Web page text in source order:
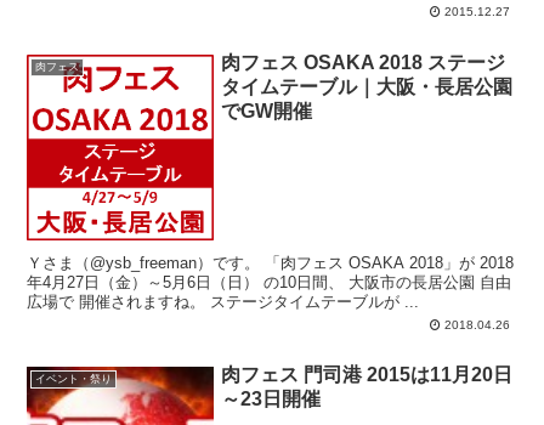
2015.12.27
肉フェス
肉フェス OSAKA 2018 ステージ
タイムテーブル｜大阪・長居公園
でGW開催
Ｙさま（@ysb_freeman）です。 「肉フェス OSAKA 2018」が 2018
年4月27日（金）～5月6日（日） の10日間、 大阪市の長居公園 自由
広場で 開催されますね。 ステージタイムテーブルが ...
2018.04.26
イベント・祭り
肉フェス 門司港 2015は11月20日
～23日開催